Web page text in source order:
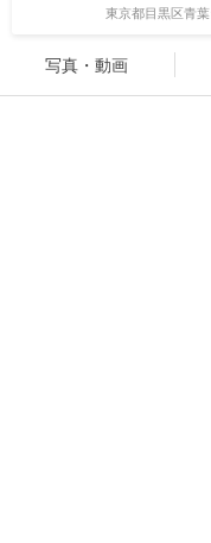
東京都目黒区青
写真・動画